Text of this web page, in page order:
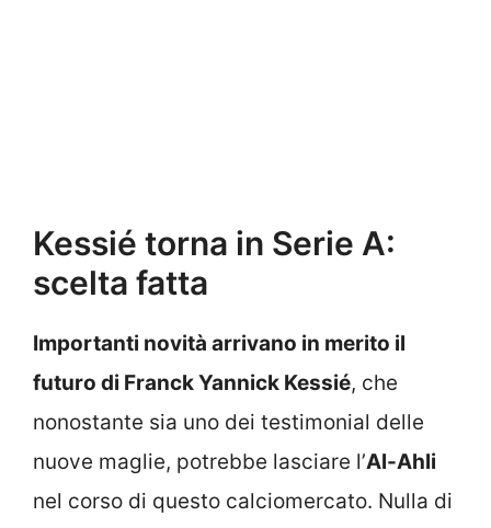
Kessié torna in Serie A:
scelta fatta
Importanti novità arrivano in merito il
futuro di Franck Yannick Kessié, che
nonostante sia uno dei testimonial delle
nuove maglie, potrebbe lasciare l’Al-Ahli
nel corso di questo calciomercato. Nulla di